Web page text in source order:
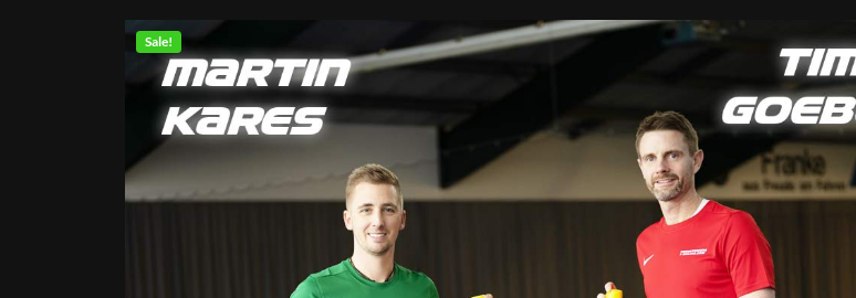
auf
Kundenbewertungen
Sale!